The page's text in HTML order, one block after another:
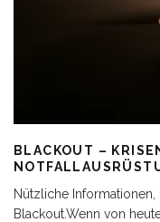
BLACKOUT –
Nützliche
Blackout.Wenn von